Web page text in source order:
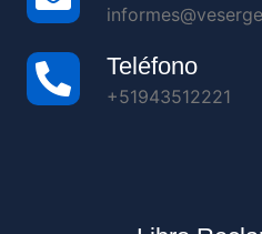
Teléfono
+51943512221